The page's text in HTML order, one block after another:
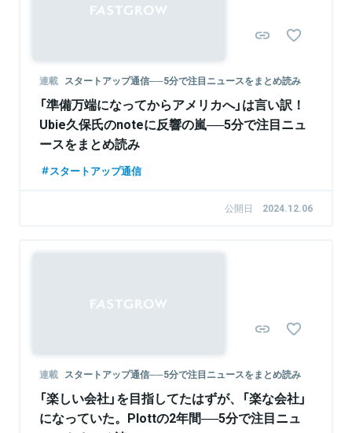
連載 スタートアップ通信──5分で注目ニュースをまとめ読み
「準備万端になってからアメリカへ」は言い訳！
Ubie久保氏のnoteに反響の嵐──5分で注目ニュ
ースをまとめ読み
スタートアップ通信
公開日 2024.12.06
連載 スタートアップ通信──5分で注目ニュースをまとめ読み
「楽しい会社」を目指してたはずが、「楽な会社」
になっていた。Plottの2年間──5分で注目ニュ